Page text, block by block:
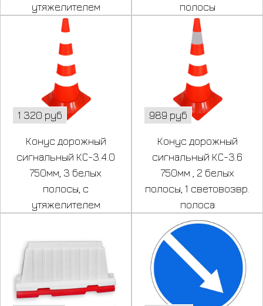
утяжелителем
полосы
1 320 руб
Конус дорожный
сигнальный КС-3.4.0
750мм, 3 белых
полосы, с
утяжелителем
989 руб
Конус дорожный
сигнальный КС-3.6
750мм , 2 белых
полосы, 1 световозвр.
полоса